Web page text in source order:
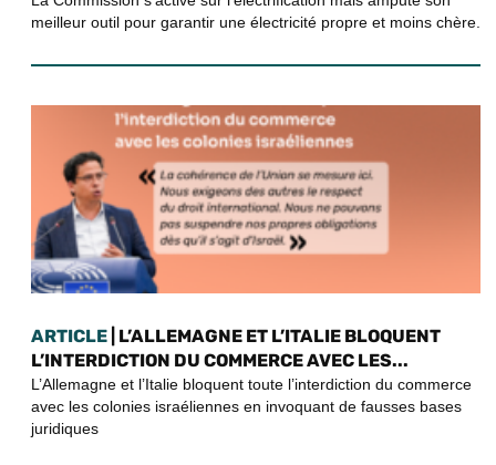
meilleur outil pour garantir une électricité propre et moins chère.
ARTICLE | L’ALLEMAGNE ET L’ITALIE BLOQUENT
L’INTERDICTION DU COMMERCE AVEC LES...
L’Allemagne et l’Italie bloquent toute l’interdiction du commerce
avec les colonies israéliennes en invoquant de fausses bases
juridiques